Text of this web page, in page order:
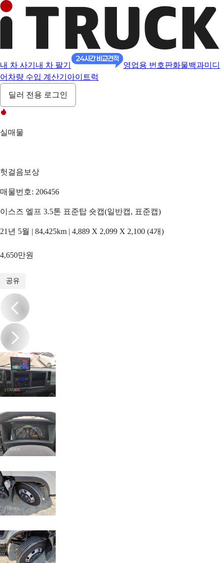
내 차 사기 내 차 팔기 영업용 번호판화물백과미디
어 차량 수입 계산기 아이트럭
딜러 전용 로그인
실매물
헛걸음보상
매물번호: 206456
이스즈 엘프 3.5톤 표준탑 숏캡(일반캡, 표준캡)
21년 5월 | 84,425km | 4,889 X 2,099 X 2,100 (4개)
4,650만원
공유
/15